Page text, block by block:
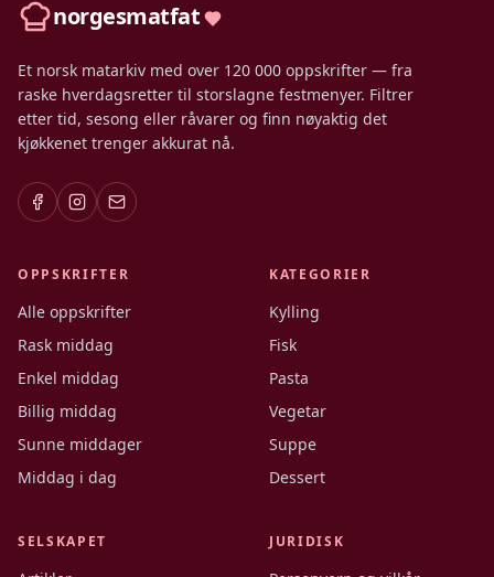
norgesmatfat
Et norsk matarkiv med over 120 000 oppskrifter — fra
raske hverdagsretter til storslagne festmenyer. Filtrer
etter tid, sesong eller råvarer og finn nøyaktig det
kjøkkenet trenger akkurat nå.
OPPSKRIFTER
Alle oppskrifter
Rask middag
Enkel middag
Billig middag
Sunne middager
Middag i dag
KATEGORIER
Kylling
Fisk
Pasta
Vegetar
Suppe
Dessert
SELSKAPET JURIDISK